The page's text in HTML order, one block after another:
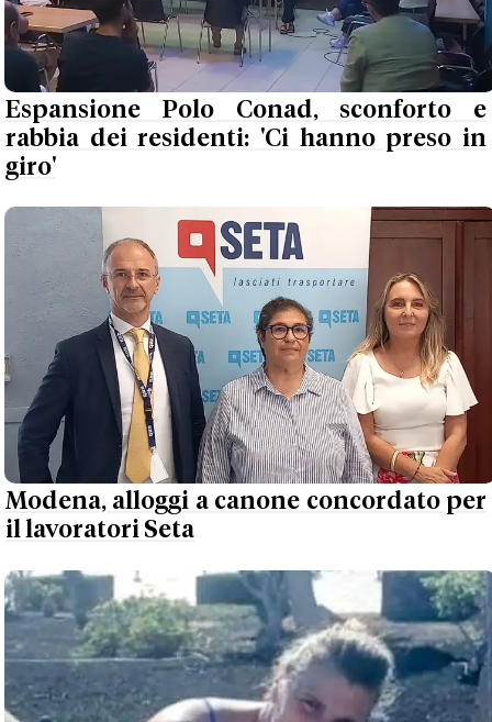
Espansione Polo Conad, sconforto e
rabbia dei residenti: 'Ci hanno preso in
giro'
Modena, alloggi a canone concordato per
il lavoratori Seta